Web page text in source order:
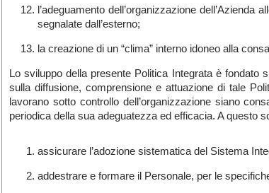
l’adeguamento dell’organizzazione
segnalate dall’esterno;
la creazione di un “clima” interno idoneo alla
Lo sviluppo della presente Politica Integrata è fondato
sulla diffusione, comprensione e attuazione di tale
lavorano sotto controllo dell’organizzazione siano
periodica della sua adeguatezza ed efficacia. A questo
assicurare l’adozione sistematica del Sistema
addestrare e formare il Personale, per le